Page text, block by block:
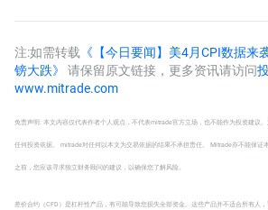
跌
注:如需转载 《【今日要闻】美4月CPI数据来
镑大跌》 请保留原文链接，更多资讯请访问
www.mitrade.com
免责声明: 本文内容仅代表作者个人观点，不代表mitrade官方立场，也不能作为投资建议
任何投资依据。 mitrade对任何以本文为交易依据的结果不承担责任。 Mitrade亦不能保证
之前，您应该寻求独立财务顾问的建议，以确保您了解风险。
差价合约（CFD）是杠杆性产品，有可能导致您损失全部资金。这些产品并不适合所有人，